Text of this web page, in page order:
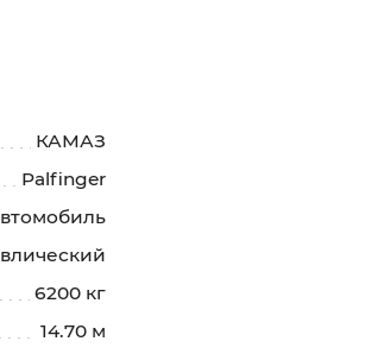
КАМАЗ
Palfinger
6200 кг
14.70 м